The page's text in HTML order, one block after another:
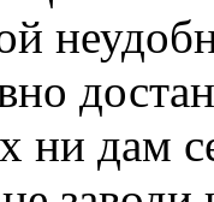
ни дам